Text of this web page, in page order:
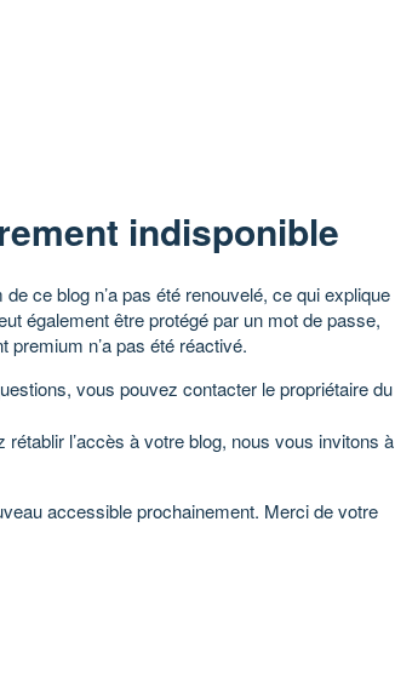
indisponible
ce blog n’a pas été renouvelé, ce qui explique
également être protégé par un mot de passe,
premium n’a pas été réactivé.
vous pouvez contacter le propriétaire du
rétablir l’accès à votre blog, nous vous invitons à
accessible prochainement. Merci de votre